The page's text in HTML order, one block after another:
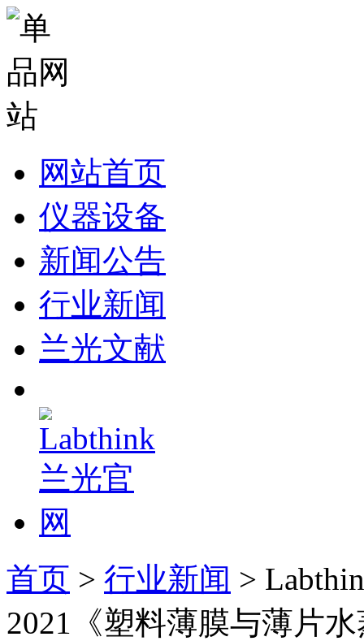
网站首页
仪器设备
新闻公告
行业新闻
兰光文献
首页 > 行业新闻 >
2021《塑料薄膜与薄片